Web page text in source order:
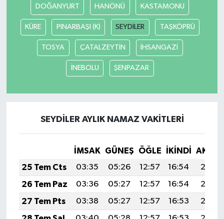
DOĞANYURT HANÖNÜ KASTAMONU
KÜRE PINARBAŞI (K) SEYDİLER TAŞKÖPRÜ
TOSYA ÇATALZEYTİN İHSANGAZİ
İNEBOLU ŞENPAZAR
SEYDİLER AYLIK NAMAZ VAKITLERI
İMSAK GÜNEŞ ÖĞLE İKINDI
25 Tem Cts
03:35 05:26 12:57 16:54
20:18
26 Tem Paz
03:36 05:27 12:57 16:54
20:17
27 Tem Pts
03:38 05:27 12:57 16:53
20:16